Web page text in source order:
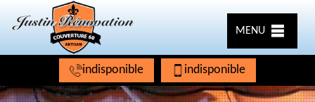
MENU
indisponible indisponible